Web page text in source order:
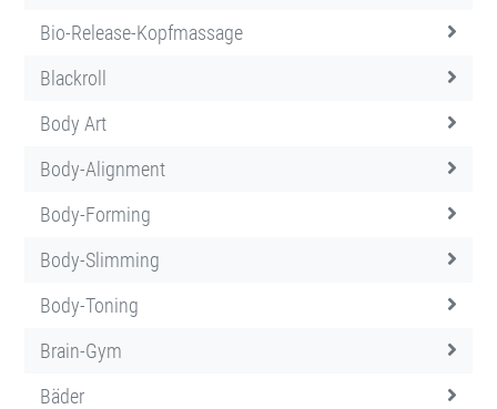
Bio-Release-Kopfmassage
Blackroll
Body Art
Body-Alignment
Body-Forming
Body-Slimming
Body-Toning
Brain-Gym
Bäder